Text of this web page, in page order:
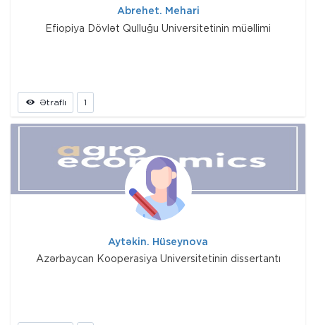
Abrehet. Mehari
Efiopiya Dövlət Qulluğu Universitetinin müəllimi
Ətraflı 1
Aytəkin. Hüseynova
Azərbaycan Kooperasiya Universitetinin dissertantı